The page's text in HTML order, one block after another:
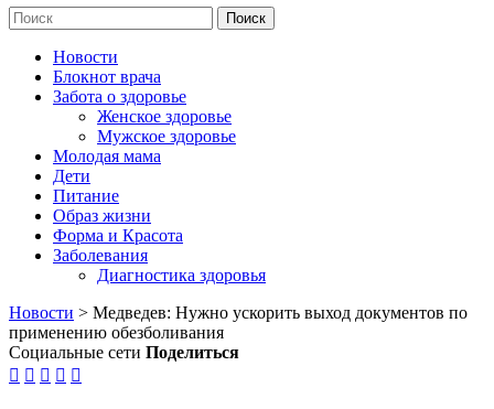
Новости
Блокнот врача
Забота о здоровье
Женское здоровье
Мужское здоровье
Молодая мама
Дети
Питание
Образ жизни
Форма и Красота
Заболевания
Диагностика здоровья
Новости > Медведев: Нужно ускорить выход документов по
применению обезболивания
Социальные сети Поделиться
    